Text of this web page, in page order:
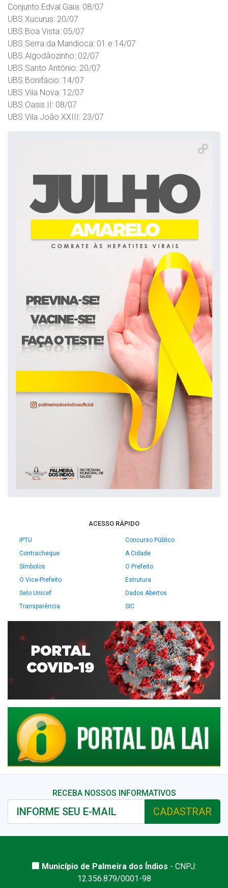
Conjunto Edval Gaia: 08/07
UBS Xucurus: 20/07
UBS Boa Vista: 05/07
UBS Serra da Mandioca: 01 e 14/07
UBS Algodãozinho: 02/07
UBS Santo Antônio: 20/07
UBS Bonifácio: 14/07
UBS Vila Nova: 12/07
UBS Oasis II: 08/07
UBS Vila João XXIII: 23/07
ACESSO RÁPIDO
IPTU
Concurso Público
Contracheque
A Cidade
Símbolos
O Prefeito
O Vice-Prefeito
Estrutura
Selo Unicef
Dados Abertos
Transparência
SIC
RECEBA NOSSOS INFORMATIVOS
CADASTRAR
🏢 Município de Palmeira dos Índios - CNPJ:
12.356.879/0001-98